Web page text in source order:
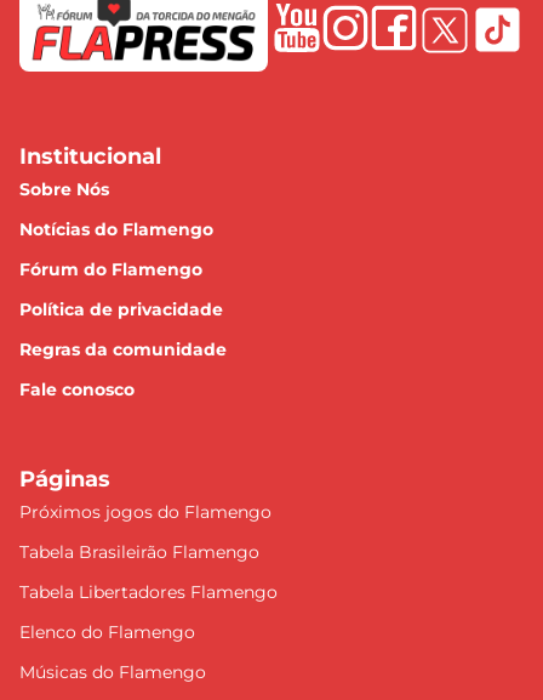
Institucional
Sobre Nós
Notícias do Flamengo
Fórum do Flamengo
Política de privacidade
Regras da comunidade
Fale conosco
Páginas
Próximos jogos do Flamengo
Tabela Brasileirão Flamengo
Tabela Libertadores Flamengo
Elenco do Flamengo
Músicas do Flamengo